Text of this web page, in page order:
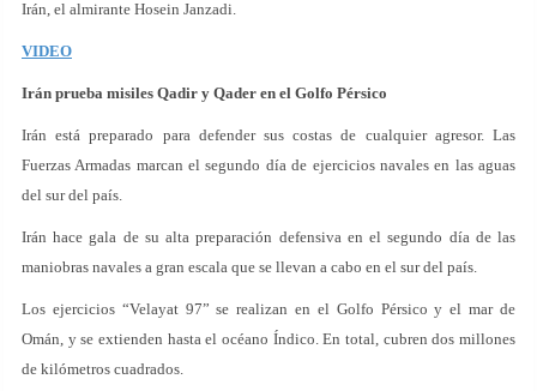
Irán, el almirante Hosein Janzadi.
VIDEO
Irán prueba misiles Qadir y Qader en el Golfo Pérsico
Irán está preparado para defender sus costas de cualquier agresor. Las
Fuerzas Armadas marcan el segundo día de ejercicios navales en las aguas
del sur del país.
Irán hace gala de su alta preparación defensiva en el segundo día de las
maniobras navales a gran escala que se llevan a cabo en el sur del país.
Los ejercicios “Velayat 97” se realizan en el Golfo Pérsico y el mar de
Omán, y se extienden hasta el océano Índico. En total, cubren dos millones
de kilómetros cuadrados.